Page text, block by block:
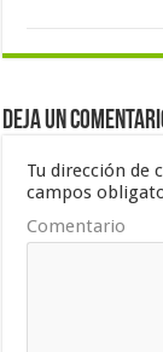
Deja un
Tu dirección de
campos
Comentario